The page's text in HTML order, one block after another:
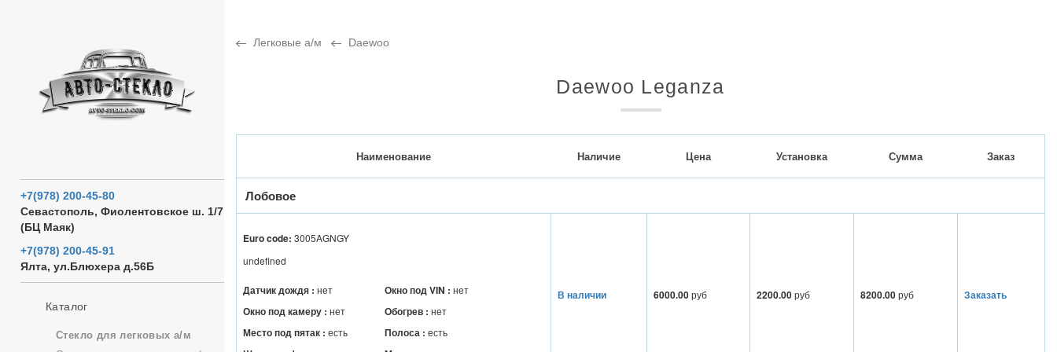
+7(978) 200-45-80
Севастополь, Фиолентовское ш. 1/7
(БЦ Маяк)
+7(978) 200-45-91
Ялта, ул.Блюхера д.56Б
Каталог
Стекло для легковых а/м
Легковые а/м Daewoo
Daewoo Leganza
Наименование Наличие Цена Установка Сумма Заказ
Лобовое
Euro code:3005AGNGY
undefined
Датчик дождя :нет Окно под VIN :нет
Окно под камеру :нет Обогрев :нет
Место под пятак :есть Полоса :есть
В наличии 6000.00руб 2200.00руб 8200.00руб Заказать